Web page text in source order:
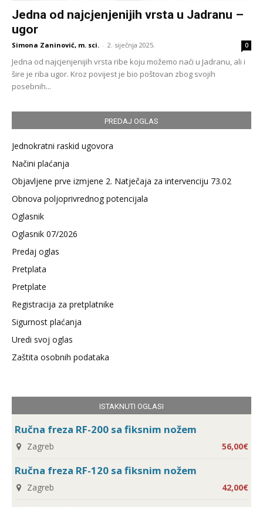
Jedna od najcjenjenijih vrsta u Jadranu –
ugor
Simona Zaninović, m. sci. - 2. siječnja 2025. 0
Jedna od najcjenjenijih vrsta ribe koju možemo naći u Jadranu, ali i
šire je riba ugor. Kroz povijest je bio poštovan zbog svojih
posebnih...
PREDAJ OGLAS
Jednokratni raskid ugovora
Načini plaćanja
Objavljene prve izmjene 2. Natječaja za intervenciju 73.02
Obnova poljoprivrednog potencijala
Oglasnik
Oglasnik 07/2026
Predaj oglas
Pretplata
Pretplate
Registracija za pretplatnike
Sigurnost plaćanja
Uredi svoj oglas
Zaštita osobnih podataka
ISTAKNUTI OGLASI
Ručna freza RF-200 sa fiksnim nožem
Zagreb 56,00€
Ručna freza RF-120 sa fiksnim nožem
Zagreb 42,00€